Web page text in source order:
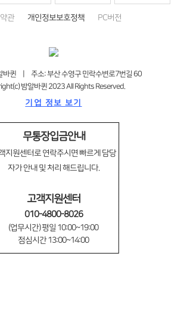
관 개인정보보호정책 PC버전
바퀸 | 주소: 부산 수영구 민락수변로7번길 60
밤알바퀸 2023 All Rights Reserved.
기업 정보 보기
무통장입금안내
지원센터로 연락주시면 빠르게 담당
자가 안내 및 처리 해드립니다.
고객지원센터
010-4800-8026
(업무시간) 평일 10:00~19:00
점심시간 13:00~14:00